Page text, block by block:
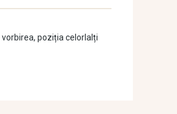
poziția celorlalți